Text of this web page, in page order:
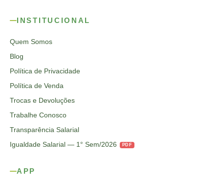
INSTITUCIONAL
Quem Somos
Blog
Política de Privacidade
Política de Venda
Trocas e Devoluções
Trabalhe Conosco
Transparência Salarial
Igualdade Salarial — 1° Sem/2026
PDF
APP